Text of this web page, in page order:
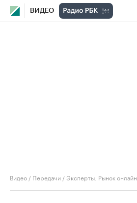
ВИДЕО
Видео / Передачи /Эксперты. Рынок онлайн